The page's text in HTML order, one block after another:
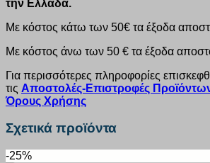
την Ελλάδα.
Με κόστος κάτω των 50€ τα έξοδα
Με κόστος άνω των 50 € τα έξοδα
Για περισσότερες πληροφορίες
τις Αποστολές-Επιστροφές
Όρους Χρήσης
Σχετικά προϊόντα
-25%